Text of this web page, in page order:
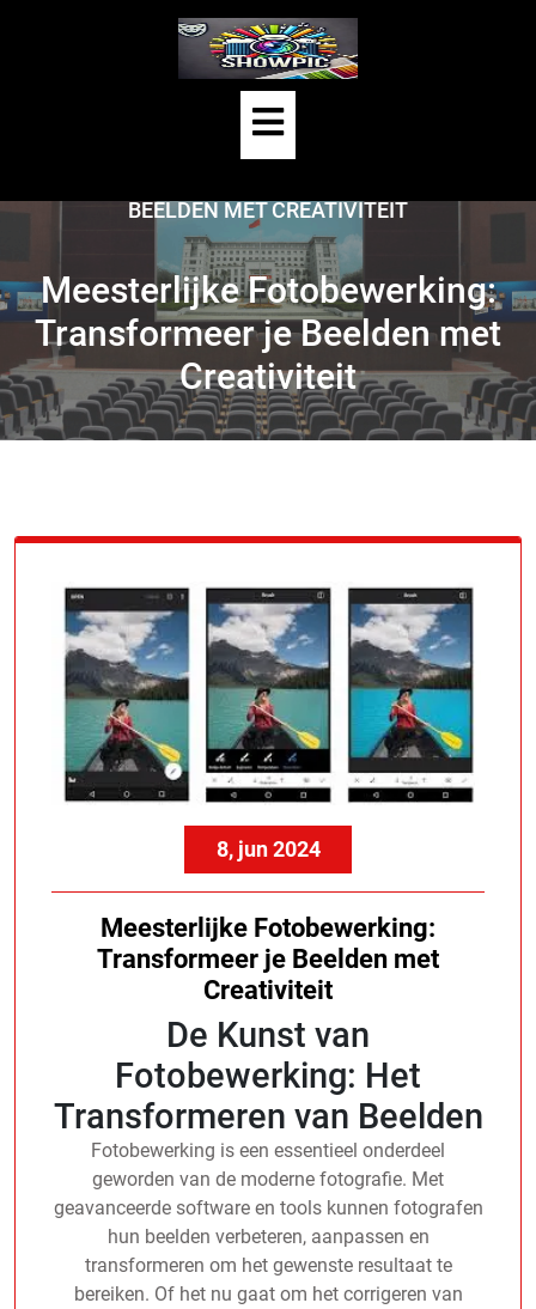
Open
Button
BEELDEN MET CREATIVITEIT
Meesterlijke Fotobewerking:
Transformeer je Beelden met
Creativiteit
8, jun 2024
Meesterlijke Fotobewerking:
Transformeer je Beelden met
Creativiteit
De Kunst van
Fotobewerking: Het
Transformeren van Beelden
Fotobewerking is een essentieel onderdeel
geworden van de moderne fotografie. Met
geavanceerde software en tools kunnen fotografen
hun beelden verbeteren, aanpassen en
transformeren om het gewenste resultaat te
bereiken. Of het nu gaat om het corrigeren van